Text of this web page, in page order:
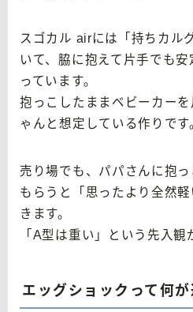
スゴカル airには「持ちカル
いて、脇に抱えて片手でも
っています。
抱っこしたままベビーカー
ゃんと想定している作りです
売り場でも、パパさんに抱
もらうと「思ったより全然
きます。
「A型は重い」という先入観
エッグショックって何が